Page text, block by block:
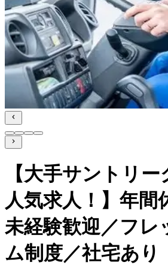
【大手サントリ
人気求人！】年間
未経験歓迎／フレ
ム制度／社宅あり